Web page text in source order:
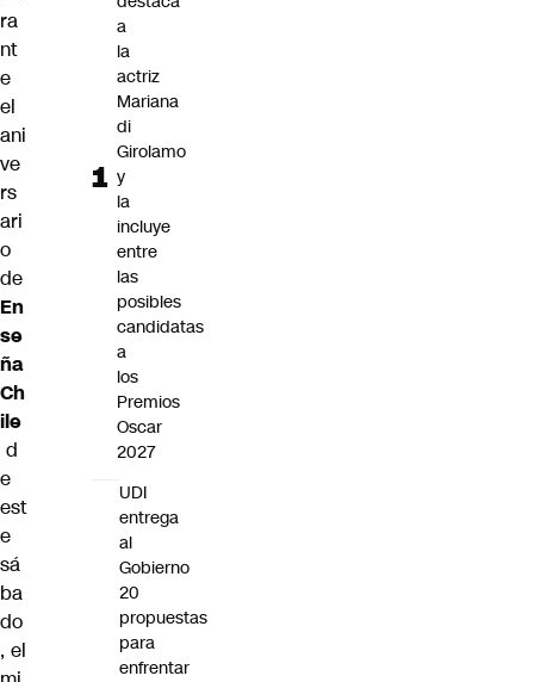
ra
nt
e
el
ani
ve
rs
ari
o
de
En
se
ña
Ch
ile
d
e
est
e
sá
ba
do
, el
a
la
actriz
Mariana
di
Girolamo
y
la
incluye
entre
las
posibles
candidatas
a
los
Premios
Oscar
2027
UDI
entrega
al
Gobierno
20
propuestas
para
enfrentar